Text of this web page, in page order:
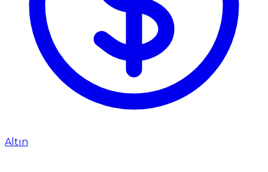
Altın